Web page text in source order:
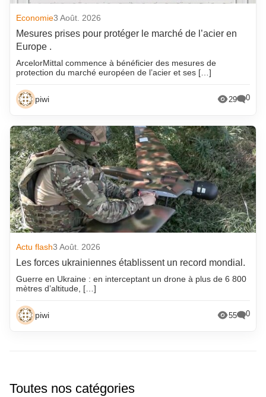
Economie3 Août. 2026
Mesures prises pour protéger le marché de l’acier en
Europe .
ArcelorMittal commence à bénéficier des mesures de
protection du marché européen de l’acier et ses […]
piwi 29 0
Actu flash3 Août. 2026
Les forces ukrainiennes établissent un record mondial.
Guerre en Ukraine : en interceptant un drone à plus de 6 800
mètres d’altitude, […]
piwi 55 0
Toutes nos catégories